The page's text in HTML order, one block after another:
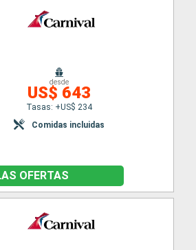
desde
US$ 643
Tasas: +US$ 234
Comidas incluidas
OFERTAS